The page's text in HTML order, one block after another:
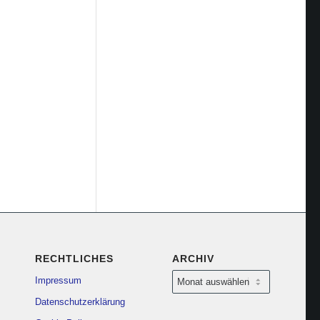
RECHTLICHES
Impressum
Datenschutzerklärung
ARCHIV